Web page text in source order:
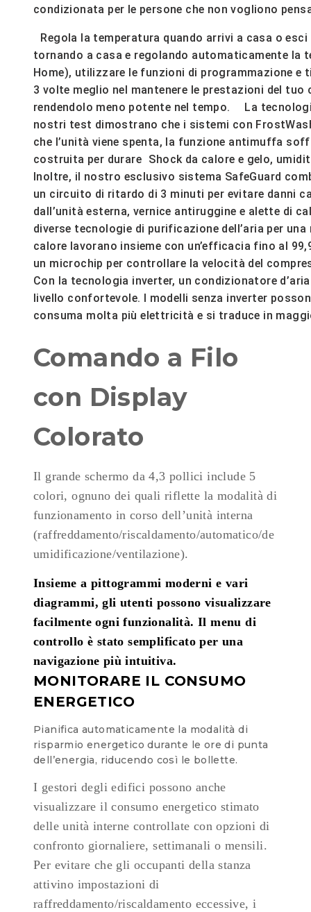
condizionata per le persone che non vogliono
Regola la temperatura quando arrivi a casa o
tornando a casa e regolando automaticamente
Home), utilizzare le funzioni di programmazione
3 volte meglio nel mantenere le prestazioni del
rendendolo meno potente nel tempo. La
nostri test dimostrano che i sistemi con
che l’unità viene spenta, la funzione antimuffa
costruita per durare Shock da calore e gelo,
Inoltre, il nostro esclusivo sistema SafeGuard
un circuito di ritardo di 3 minuti per evitare danni
dall’unità esterna, vernice antiruggine e alette di
diverse tecnologie di purificazione dell’aria per
calore lavorano insieme con un’efficacia fino al
un microchip per controllare la velocità del
Con la tecnologia inverter, un condizionatore
livello confortevole. I modelli senza inverter
consuma molta più elettricità e si traduce in
Comando a Filo
con Display
Colorato
Il grande schermo da 4,3 pollici include 5
colori, ognuno dei quali riflette la modalità di
funzionamento in corso dell’unità interna
(raffreddamento/riscaldamento/automatico/de
umidificazione/ventilazione).
Insieme a pittogrammi moderni e vari
diagrammi, gli utenti possono visualizzare
facilmente ogni funzionalità. Il menu di
controllo è stato semplificato per una
navigazione più intuitiva.
MONITORARE IL CONSUMO
ENERGETICO
Pianifica automaticamente la modalità di
risparmio energetico durante le ore di punta
dell’energia, riducendo così le bollette.
I gestori degli edifici possono anche
visualizzare il consumo energetico stimato
delle unità interne controllate con opzioni di
confronto giornaliere, settimanali o mensili.
Per evitare che gli occupanti della stanza
attivino impostazioni di
raffreddamento/riscaldamento eccessive, i